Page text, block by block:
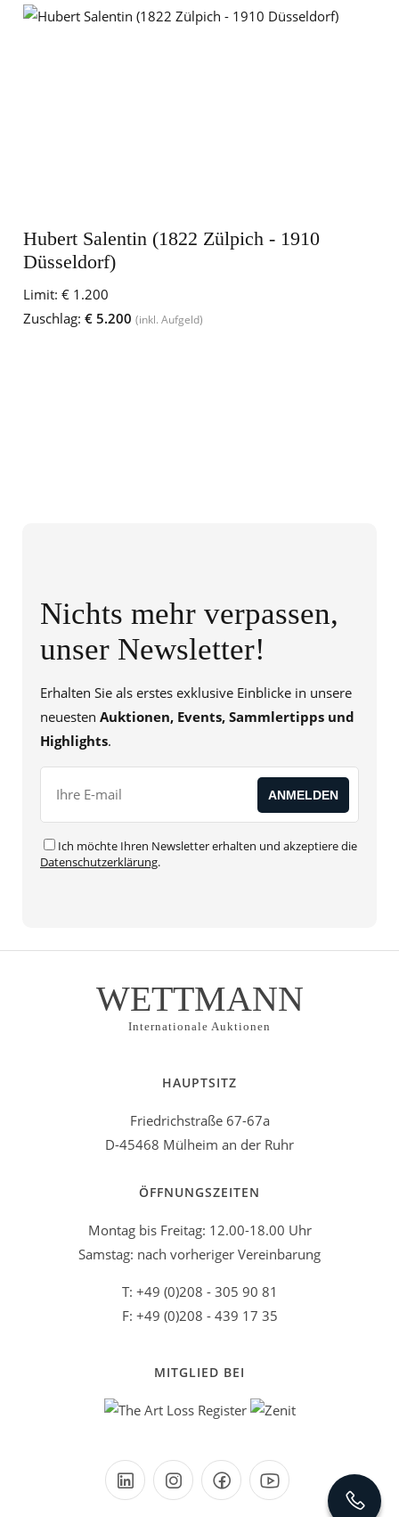
Hubert Salentin (1822 Zülpich - 1910
Düsseldorf)
Limit: € 1.200
Zuschlag: € 5.200 (inkl. Aufgeld)
Nichts mehr verpassen,
unser Newsletter!
Erhalten Sie als erstes exklusive Einblicke in unsere
neuesten Auktionen, Events, Sammlertipps und
Highlights.
Ich möchte Ihren Newsletter erhalten und akzeptiere die
Datenschutzerklärung.
WETTMANN
Internationale Auktionen
HAUPTSITZ
Friedrichstraße 67-67a
D-45468 Mülheim an der Ruhr
ÖFFNUNGSZEITEN
Montag bis Freitag: 12.00-18.00 Uhr
Samstag: nach vorheriger Vereinbarung
T: +49 (0)208 - 305 90 81
F: +49 (0)208 - 439 17 35
MITGLIED BEI